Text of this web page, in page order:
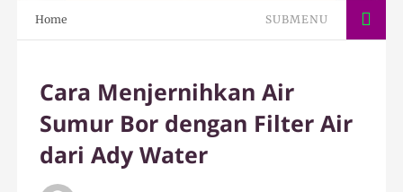
Home SUBMENU
Cara Menjernihkan Air
Sumur Bor dengan Filter Air
dari Ady Water